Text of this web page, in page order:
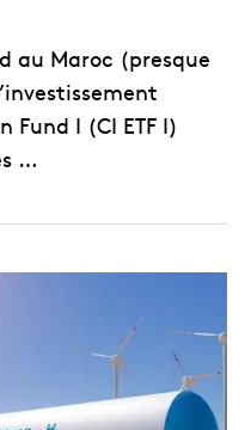
au Maroc (presque
Fund I (CI ETF I)
…